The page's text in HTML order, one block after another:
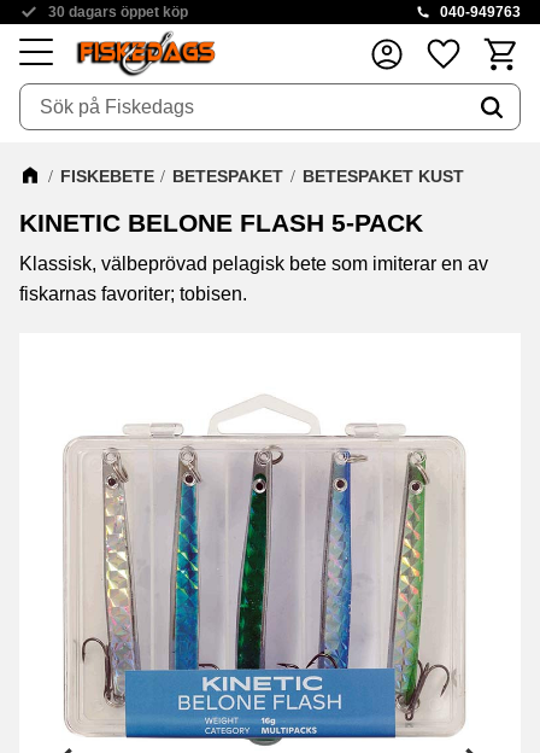
Meny
30 dagars öppet köp 040-949763
Favoriter
FISKEBETE BETESPAKET BETESPAKET KUST
KINETIC BELONE FLASH 5-PACK
Klassisk, välbeprövad pelagisk bete som imiterar en av
fiskarnas favoriter; tobisen.